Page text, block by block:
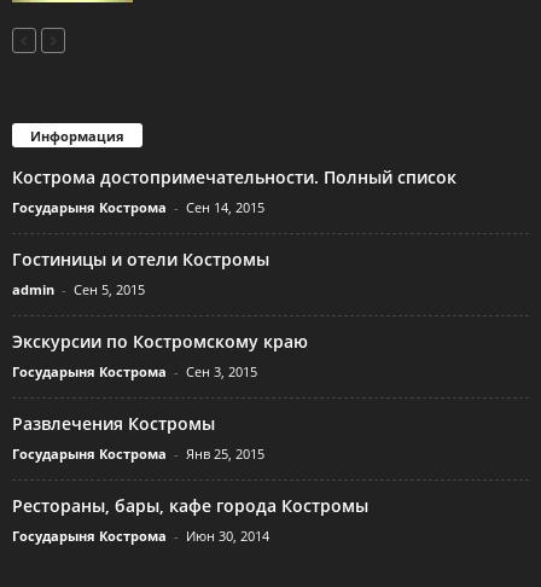
Информация
Кострома достопримечательности. Полный список
Государыня Кострома - Сен 14, 2015
Гостиницы и отели Костромы
admin - Сен 5, 2015
Экскурсии по Костромскому краю
Государыня Кострома - Сен 3, 2015
Развлечения Костромы
Государыня Кострома - Янв 25, 2015
Рестораны, бары, кафе города Костромы
Государыня Кострома - Июн 30, 2014